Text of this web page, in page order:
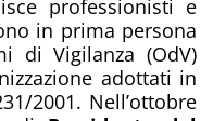
professionisti e
in prima persona
di Vigilanza (OdV)
adottati in
2001. Nell’ottobre